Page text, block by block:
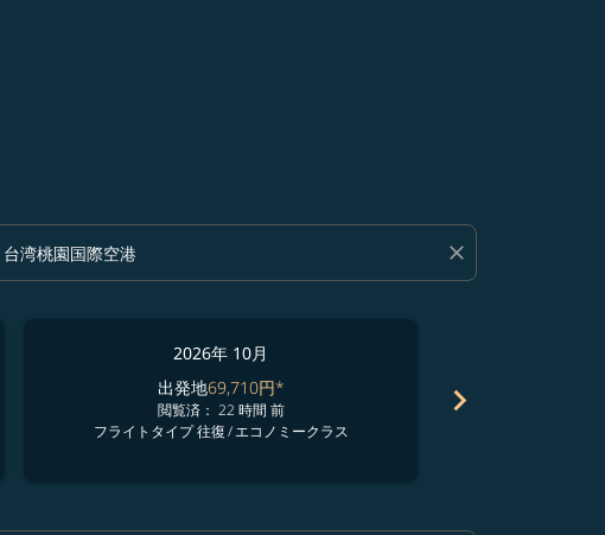
close
2026年 10月
出発地69,710円*
閲覧済： 22 時間 前
フライトタイプ 往復/エコノミークラス
chevron_right